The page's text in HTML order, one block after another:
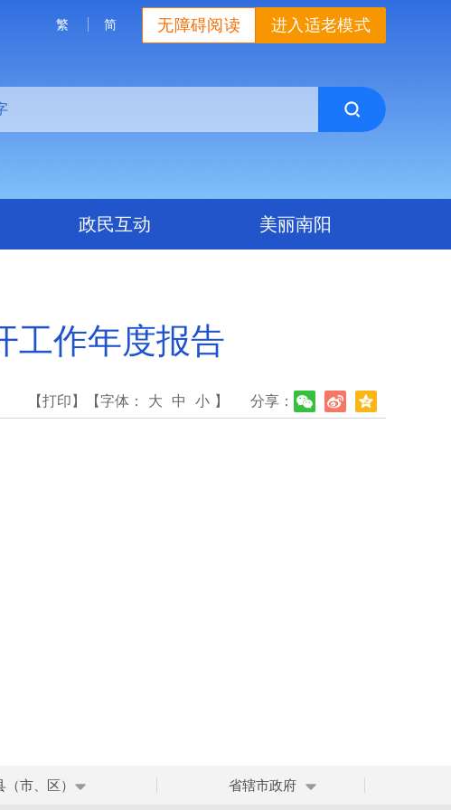
进入适老模式
无障碍阅读
繁 简
政民互动 美丽南阳
工作年度报告
分享：
【打印】 【字体： 大 中 小 】
（市、区） 省辖市政府